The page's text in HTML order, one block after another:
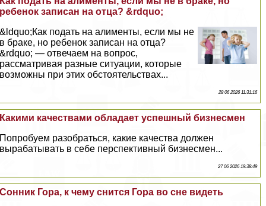
ребенок записан на отца? &rdquo;
&ldquo;Как подать на алименты, если мы не
в бpaке, но ребенок записан на отца?
&rdquo; — отвечаем на вопрос,
рассматривая разные ситуации, которые
возможны при этих обстоятельствах...
28 06 2026 11:31:16
Какими качествами обладает успешный бизнесмен
Попробуем разобраться, какие качества должен
выpaбатывать в себе перспективный бизнесмен...
27 06 2026 19:38:49
Сонник Гора, к чему снится Гора во сне видеть